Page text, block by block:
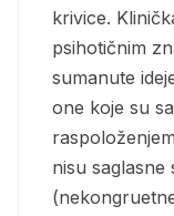
krivice.
psihotičnim
sumanute
one koje su
nisu